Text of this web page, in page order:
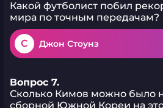
Какой футболист побил
мира по точным передачам?
C Джон Стоунз
Вопрос 7.
Сколько Кимов можно было
сборной Южной Кореи на